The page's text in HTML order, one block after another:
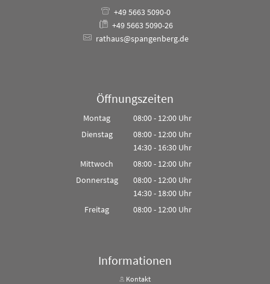
+49 5663 5090-0
+49 5663 5090-26
rathaus@spangenberg.de
Öffnungszeiten
Montag 08:00- 12:00Uhr
Von 08:00 bis 12:00 Uhr
Dienstag 08:00- 12:00Uhr
Von 08:00 bis 12:00 Uhr
14:30- 16:30Uhr
Von 14:30 bis 16:30 Uhr
Mittwoch 08:00- 12:00Uhr
Von 08:00 bis 12:00 Uhr
Donnerstag 08:00- 12:00Uhr
Von 08:00 bis 12:00 Uhr
14:30- 18:00Uhr
Von 14:30 bis 18:00 Uhr
Freitag 08:00- 12:00Uhr
Informationen
Kontakt